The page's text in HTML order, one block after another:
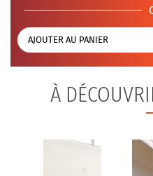
AJOUTER AU PANIER
À